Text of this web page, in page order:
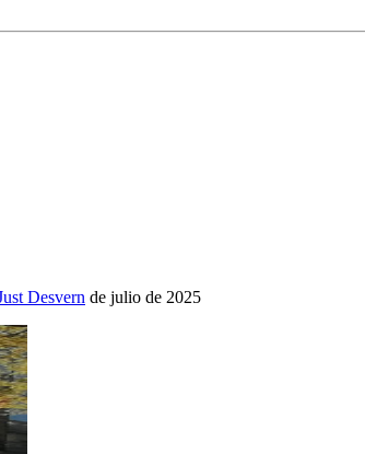
Desvern de julio de 2025